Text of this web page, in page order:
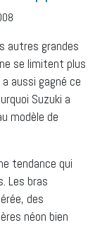
autres grandes
se limitent plus
aussi gagné ce
Suzuki a
modèle de
tendance qui
Les bras
des
néon bien